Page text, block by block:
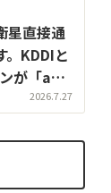
星直接通
。KDDIと
が「au
の国内初
2026.7.27